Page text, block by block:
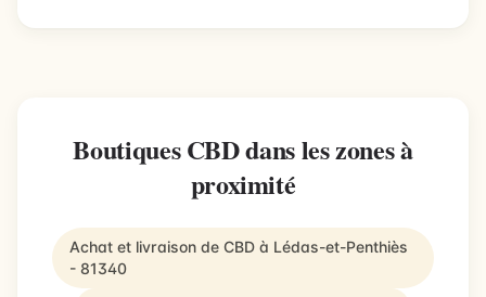
Boutiques CBD dans les zones à
proximité
Achat et livraison de CBD à Lédas-et-Penthiès
- 81340